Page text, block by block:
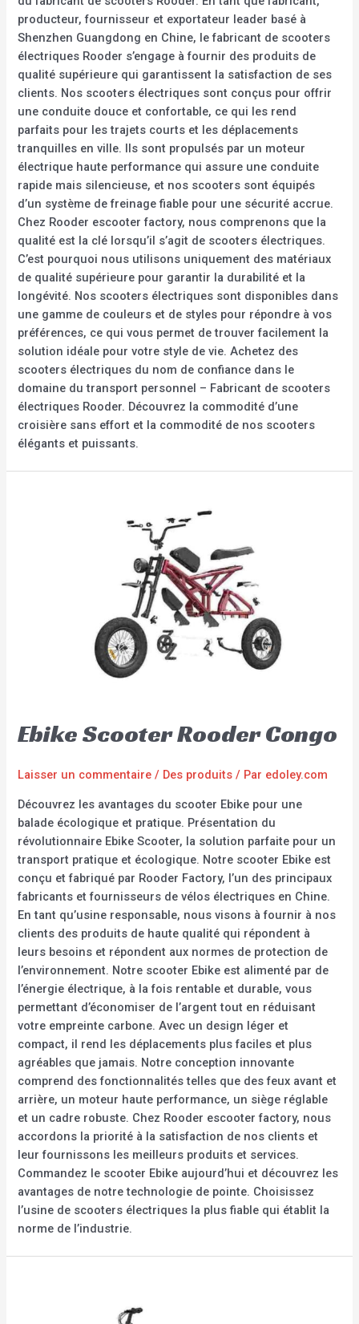
producteur, fournisseur et exportateur leader basé à
Shenzhen Guangdong en Chine, le fabricant de scooters
électriques Rooder s’engage à fournir des produits de
qualité supérieure qui garantissent la satisfaction de ses
clients. Nos scooters électriques sont conçus pour offrir
une conduite douce et confortable, ce qui les rend
parfaits pour les trajets courts et les déplacements
tranquilles en ville. Ils sont propulsés par un moteur
électrique haute performance qui assure une conduite
rapide mais silencieuse, et nos scooters sont équipés
d’un système de freinage fiable pour une sécurité accrue.
Chez Rooder escooter factory, nous comprenons que la
qualité est la clé lorsqu’il s’agit de scooters électriques.
C’est pourquoi nous utilisons uniquement des matériaux
de qualité supérieure pour garantir la durabilité et la
longévité. Nos scooters électriques sont disponibles dans
une gamme de couleurs et de styles pour répondre à vos
préférences, ce qui vous permet de trouver facilement la
solution idéale pour votre style de vie. Achetez des
scooters électriques du nom de confiance dans le
domaine du transport personnel – Fabricant de scooters
électriques Rooder. Découvrez la commodité d’une
croisière sans effort et la commodité de nos scooters
élégants et puissants.
Ebike Scooter Rooder Congo
Laisser un commentaire / Des produits / Par edoley.com
Découvrez les avantages du scooter Ebike pour une
balade écologique et pratique. Présentation du
révolutionnaire Ebike Scooter, la solution parfaite pour un
transport pratique et écologique. Notre scooter Ebike est
conçu et fabriqué par Rooder Factory, l’un des principaux
fabricants et fournisseurs de vélos électriques en Chine.
En tant qu’usine responsable, nous visons à fournir à nos
clients des produits de haute qualité qui répondent à
leurs besoins et répondent aux normes de protection de
l’environnement. Notre scooter Ebike est alimenté par de
l’énergie électrique, à la fois rentable et durable, vous
permettant d’économiser de l’argent tout en réduisant
votre empreinte carbone. Avec un design léger et
compact, il rend les déplacements plus faciles et plus
agréables que jamais. Notre conception innovante
comprend des fonctionnalités telles que des feux avant et
arrière, un moteur haute performance, un siège réglable
et un cadre robuste. Chez Rooder escooter factory, nous
accordons la priorité à la satisfaction de nos clients et
leur fournissons les meilleurs produits et services.
Commandez le scooter Ebike aujourd’hui et découvrez les
avantages de notre technologie de pointe. Choisissez
l’usine de scooters électriques la plus fiable qui établit la
norme de l’industrie.